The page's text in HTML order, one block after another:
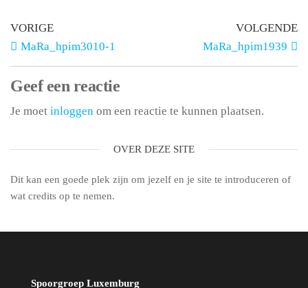
VORIGE
MaRa_hpim3010-1
VOLGENDE
MaRa_hpim1939
Geef een reactie
Je moet inloggen om een reactie te kunnen plaatsen.
OVER DEZE SITE
Dit kan een goede plek zijn om jezelf en je site te introduceren of
wat credits op te nemen.
Spoorgroep Luxemburg